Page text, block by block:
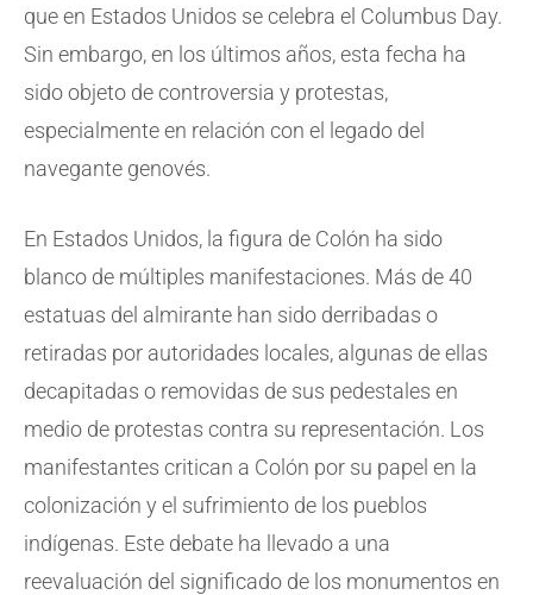
que en Estados Unidos se celebra el Columbus Day.
Sin embargo, en los últimos años, esta fecha ha
sido objeto de controversia y protestas,
especialmente en relación con el legado del
navegante genovés.
En Estados Unidos, la figura de Colón ha sido
blanco de múltiples manifestaciones. Más de 40
estatuas del almirante han sido derribadas o
retiradas por autoridades locales, algunas de ellas
decapitadas o removidas de sus pedestales en
medio de protestas contra su representación. Los
manifestantes critican a Colón por su papel en la
colonización y el sufrimiento de los pueblos
indígenas. Este debate ha llevado a una
reevaluación del significado de los monumentos en